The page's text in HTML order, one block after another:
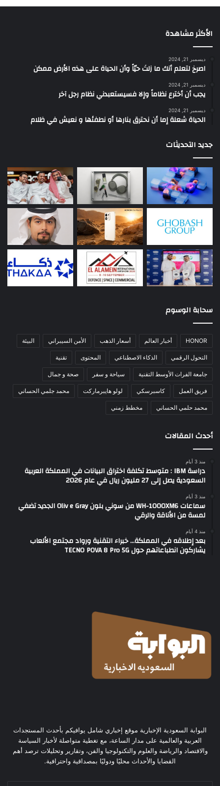
الأكثر مشاهدة
ديسمبر 21, 2024
‫اصرخ لتعلم أنك ما زلتَ حيّاً وأن الحياة على هذه الأرض ممكن
ديسمبر 21, 2024
يجب أن أخترع نظاماً وإلا فسيستعبدني نظام رجل آخر
ديسمبر 21, 2024
الحياة شعلة إما أن نحترق بنارها أو نطفئها و نعيش في ظلام
جديد التحديثات
سحابة الوسوم
HONOR أخبار العالم أسعار الذهب الأمن السيبراني البيئة
التحول الرقمي الذكاء الاصطناعي المحتوى تقنية
جامعة الفرات الأوسط التقنية سياحة و سفر صحة و جمال
فريق العمل كاسبرسكي لولو هايبرماركت محمد جلمي الحساني
محمد حلمي الحساني مخطط زمني
أحدث المقالات
منذ 3 أيام
دراسة IBM : متوسط تكلفة اختراق البيانات في المملكة العربية
السعودية يصل إلى 27 مليون ريال في عام 2026
منذ 3 أيام
سماعات WH-1000XM6 من سوني بلون Oliv e Gray الجديد تضفي
لمسة من الأناقة والرقي
منذ 4 أيام
بعد إطلاقه في المملكة… خبراء التقنية ورواد مجتمع الألعاب
يشاركون انطباعاتهم حول TECNO POVA 8 Pro 5G
البوابة السعودية الإخبارية موقع إخباري شامل يوافيكم بأحدث المستجدات
العربية والعالمية على مدار الساعة، مع تغطية متواصلة لأخبار السياسة
والاقتصاد والرياضة والعلوم والتكنولوجيا والفن، وتقارير وتحليلات ترصد أهم
القضايا والأحداث محليًا ودوليًا بمصداقية واحترافية.